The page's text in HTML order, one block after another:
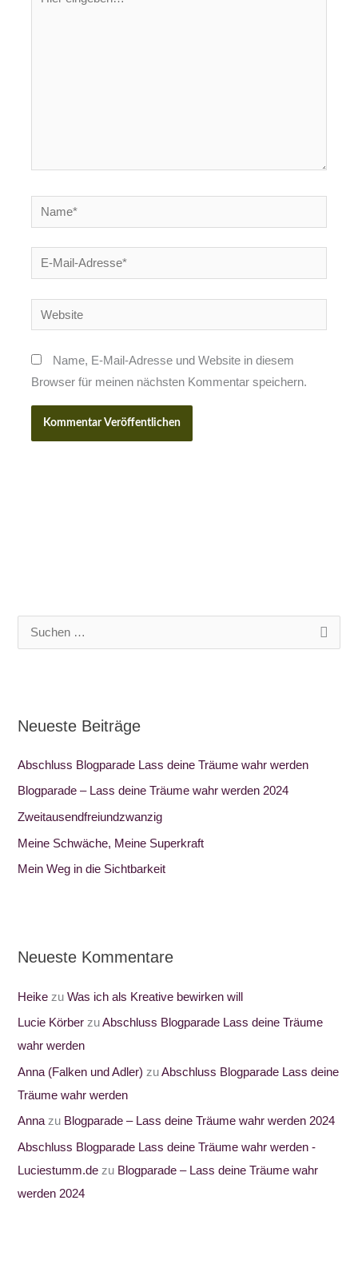
Name*
E-
Mail-
Adresse*
Website
Name, E-Mail-Adresse und Website in diesem
Browser für meinen nächsten Kommentar speichern.
e
a
c
h
:
Neueste Beiträge
Abschluss Blogparade Lass deine Träume wahr werden
Blogparade – Lass deine Träume wahr werden 2024
Zweitausendfreiundzwanzig
Meine Schwäche, Meine Superkraft
Mein Weg in die Sichtbarkeit
Neueste Kommentare
Heike zuWas ich als Kreative bewirken will
Lucie Körber zuAbschluss Blogparade Lass deine Träume
wahr werden
Anna (Falken und Adler) zuAbschluss Blogparade Lass deine
Träume wahr werden
Annazu Blogparade – Lass deine Träume wahr werden 2024
Abschluss Blogparade Lass deine Träume wahr werden -
Luciestumm.de zu Blogparade – Lass deine Träume wahr
werden 2024